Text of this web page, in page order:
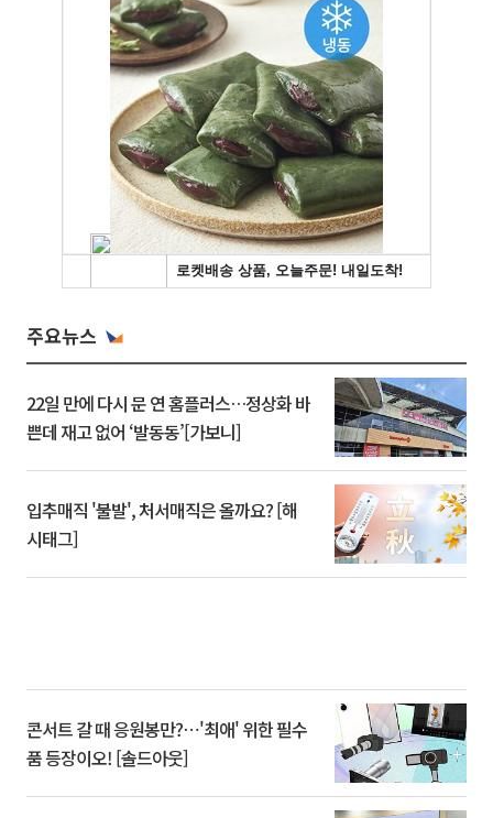
주요뉴스
22일 만에 다시 문 연 홈플러스…정상화 바
쁜데 재고 없어 ‘발동동’[가보니]
입추매직 '불발', 처서매직은 올까요? [해
시태그]
콘서트 갈 때 응원봉만?⋯'최애' 위한 필수
품 등장이오! [솔드아웃]